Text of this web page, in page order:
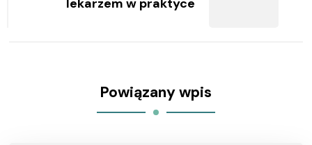
Powiązany wpis